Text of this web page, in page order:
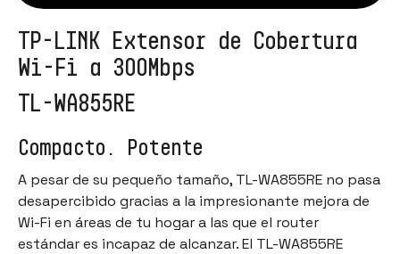
TP-LINK Extensor de Cobertura
Wi-Fi a 300Mbps
TL-WA855RE
Compacto. Potente
A pesar de su pequeño tamaño, TL-WA855RE no pasa
desapercibido gracias a la impresionante mejora de
Wi-Fi en áreas de tu hogar a las que el router
estándar es incapaz de alcanzar. El TL-WA855RE